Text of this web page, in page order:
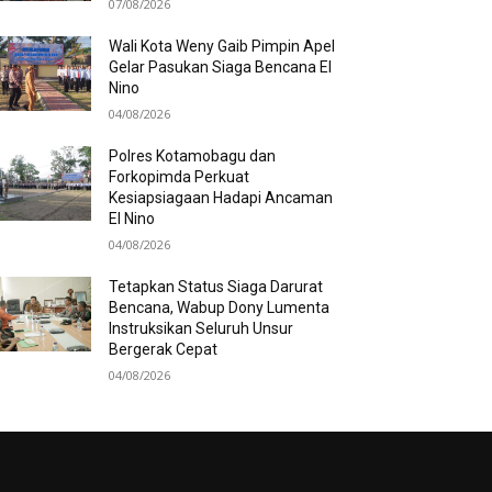
07/08/2026
Wali Kota Weny Gaib Pimpin Apel
Gelar Pasukan Siaga Bencana El
Nino
04/08/2026
Polres Kotamobagu dan
Forkopimda Perkuat
Kesiapsiagaan Hadapi Ancaman
El Nino
04/08/2026
Tetapkan Status Siaga Darurat
Bencana, Wabup Dony Lumenta
Instruksikan Seluruh Unsur
Bergerak Cepat
04/08/2026